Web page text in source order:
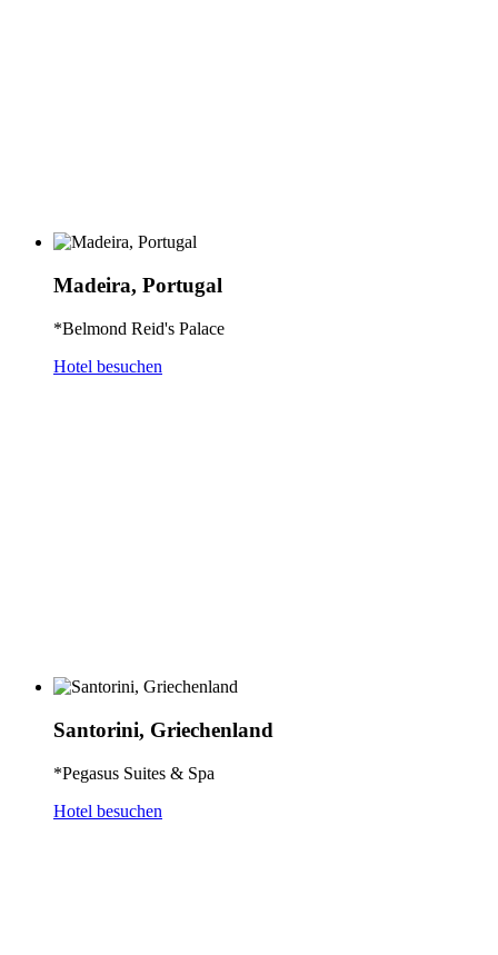
Madeira, Portugal
*Belmond Reid's Palace
Hotel besuchen
Santorini, Griechenland
*Pegasus Suites & Spa
Hotel besuchen